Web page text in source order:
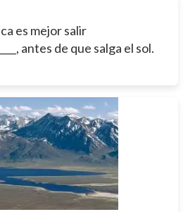
es mejor salir
antes de que salga el sol.